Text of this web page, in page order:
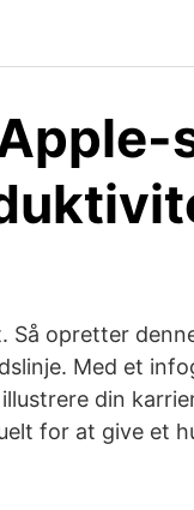
opretter
Med et
din
for at give et